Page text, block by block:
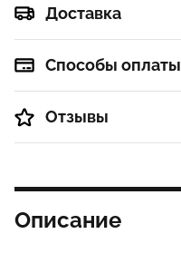
Доставка
Способы оплаты
Отзывы
Описание